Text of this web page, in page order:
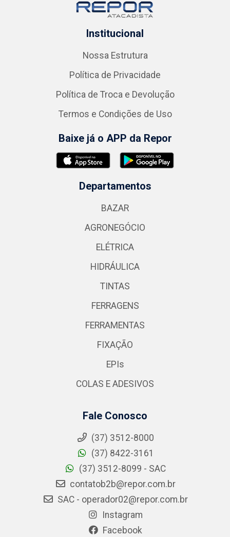
Institucional
Nossa Estrutura
Política de Privacidade
Política de Troca e Devolução
Termos e Condições de Uso
Baixe já o APP da Repor
Departamentos
BAZAR
AGRONEGÓCIO
ELÉTRICA
HIDRÁULICA
TINTAS
FERRAGENS
FERRAMENTAS
FIXAÇÃO
EPIs
COLAS E ADESIVOS
Fale Conosco
(37) 3512-8000
(37) 8422-3161
(37) 3512-8099 - SAC
contatob2b@repor.com.br
SAC - operador02@repor.com.br
Instagram
Facebook